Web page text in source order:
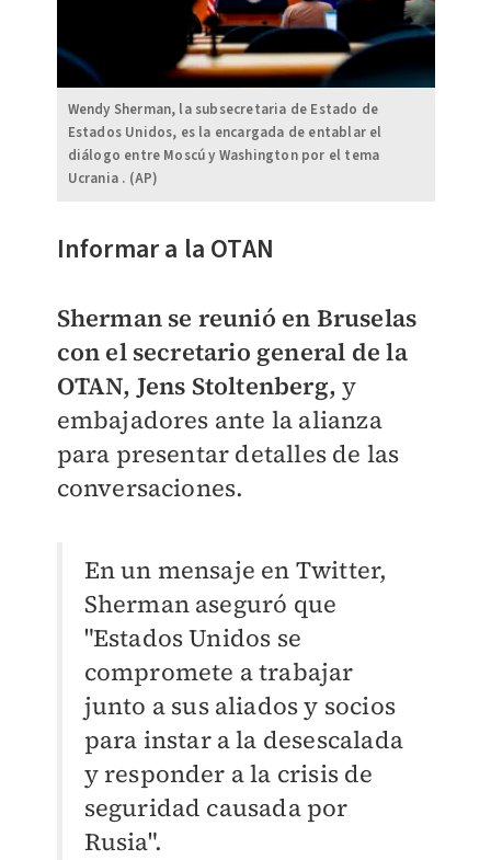
Wendy Sherman, la subsecretaria de Estado de
Estados Unidos, es la encargada de entablar el
diálogo entre Moscú y Washington por el tema
Ucrania . (AP)
Informar a la OTAN
Sherman se reunió en Bruselas
con el secretario general de la
OTAN, Jens Stoltenberg, y
embajadores ante la alianza
para presentar detalles de las
conversaciones.
En un mensaje en Twitter,
Sherman aseguró que
"Estados Unidos se
compromete a trabajar
junto a sus aliados y socios
para instar a la desescalada
y responder a la crisis de
seguridad causada por
Rusia".